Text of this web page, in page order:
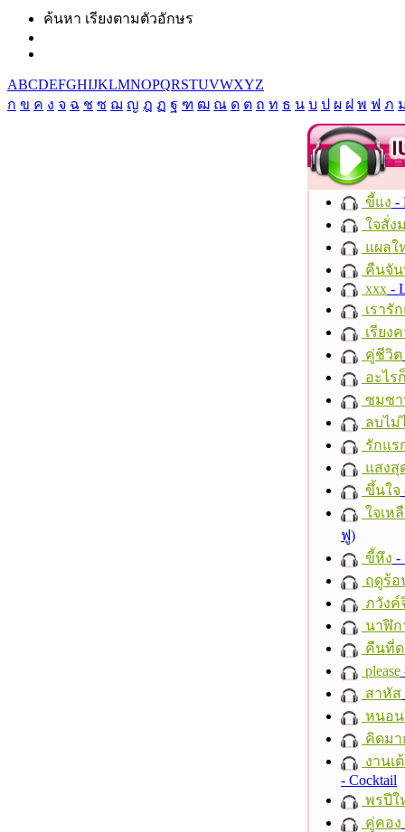
ค้นหา เรียงตามตัวอักษร
ABCDEFGHIJKLMNOPQRSTUVWXYZ
ก ข ค ง จ ฉ ช ซ ฌ ญ ฎ ฏ ฐ ฑ ฒ ณ ด ต ถ ท ธ น บ ป ผ ฝ พ ฟ ภ
ขี้แง -
ใจสั่ง
แผลใ
คืนจั
xxx -
เรารั
เรียง
คู่ชีวิต
อะไร
ซมซ
ลบไม่
รักแร
แสงสุ
ขึ้นใจ
ใจเห
ฟู)
ขี้หึง -
ฤดูร้อ
ภวังค์
นาฬิก
คืนที่ด
please
สาหัส
หนอน
คิดมา
งานเ
- Cocktail
พรปีใ
คู่คอง